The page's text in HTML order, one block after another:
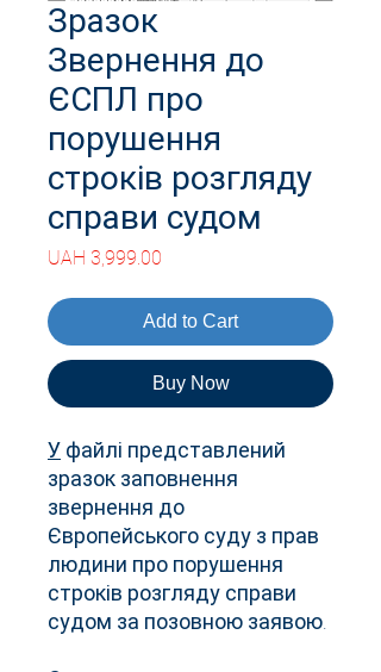
Зразок
Звернення до
ЄСПЛ про
порушення
строків розгляду
справи судом
UAH 3,999.00
Add to Cart
Buy Now
У файлі представлений
зразок заповнення
звернення до
Європейського суду з прав
людини про порушення
строків розгляду справи
судом за позовною заявою.